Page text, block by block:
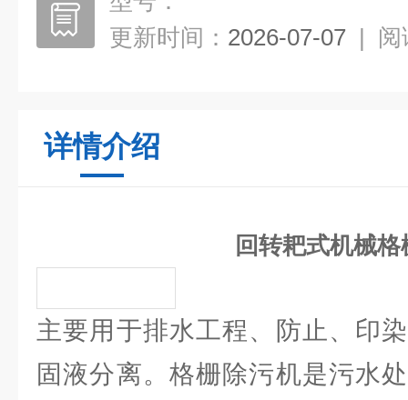
更新时间： 2026-07-07 | 阅
详情介绍
回转耙式机械格
主要用于排水工程、防止、印
固液分离。格栅除污机是污水